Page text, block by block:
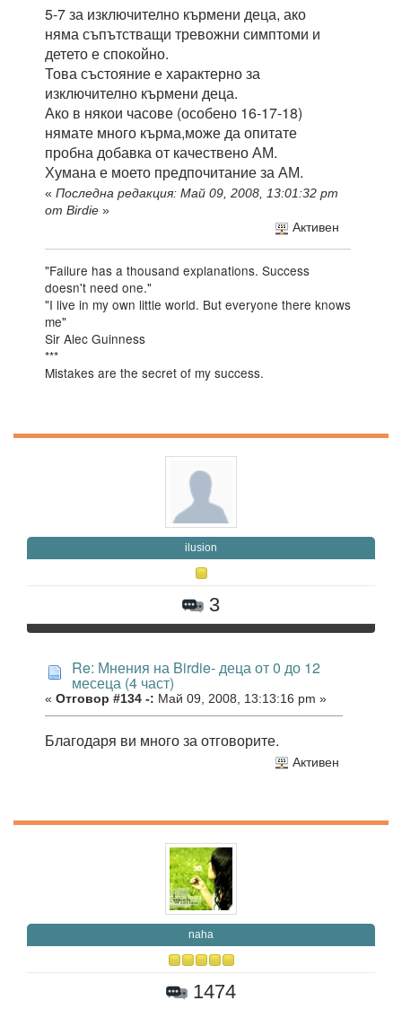
5-7 за изключително кърмени деца, ако
няма съпътстващи тревожни симптоми и
детето е спокойно.
Това състояние е характерно за
изключително кърмени деца.
Ако в някои часове (особено 16-17-18)
нямате много кърма,може да опитате
пробна добавка от качествено АМ.
Хумана е моето предпочитание за АМ.
« Последна редакция: Май 09, 2008, 13:01:32 pm
от Birdie »
Активен
"Failure has a thousand explanations. Success
doesn't need one."
"I live in my own little world. But everyone there knows
me"
Sir Alec Guinness
***
Mistakes are the secret of my success.
ilusion
3
Re: Мнения на Birdie- деца от 0 до 12
месеца (4 част)
« Отговор #134 -: Май 09, 2008, 13:13:16 pm »
Благодаря ви много за отговорите.
Активен
naha
1474